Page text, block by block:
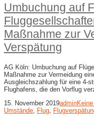
Umbuchung auf
Maßnahme zur
Verspätung
AG Köln: Umbuchung auf
Maßnahme zur Vermeidung
Ausgleichszahlung für eine 4-
Flughafens, die den Vorflug
15. November 2019admin
Umstände Flug